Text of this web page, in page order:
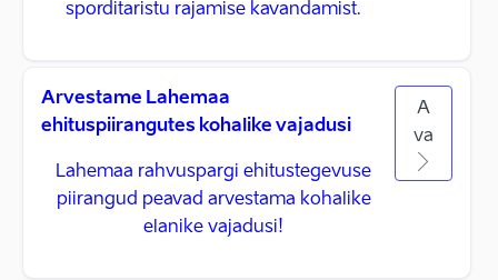
sporditaristu rajamise kavandamist.
Arvestame Lahemaa
ehituspiirangutes kohalike vajadusi
Lahemaa rahvuspargi ehitustegevuse
piirangud peavad arvestama kohalike
elanike vajadusi!
A
va